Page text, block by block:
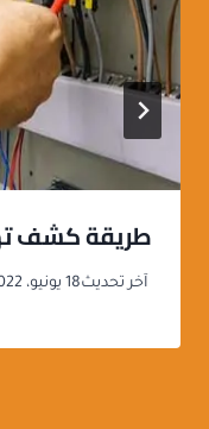
طريقة كشف
آخر تحديث18 يونيو، 2022